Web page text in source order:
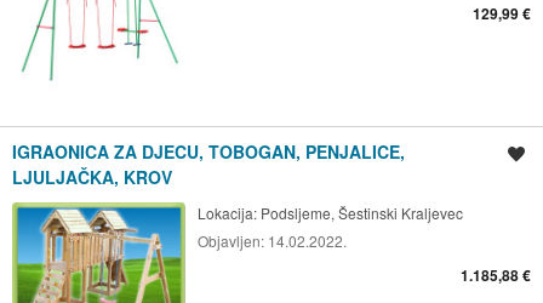
129,99 €
IGRAONICA ZA DJECU, TOBOGAN, PENJALICE,
LJULJAČKA, KROV
Lokacija: Podsljeme, Šestinski Kraljevec
Objavljen: 14.02.2022.
1.185,88 €